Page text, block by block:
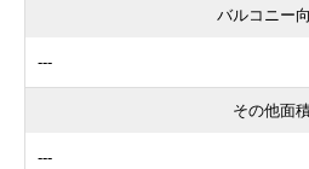
バルコニー
---
その他面
---